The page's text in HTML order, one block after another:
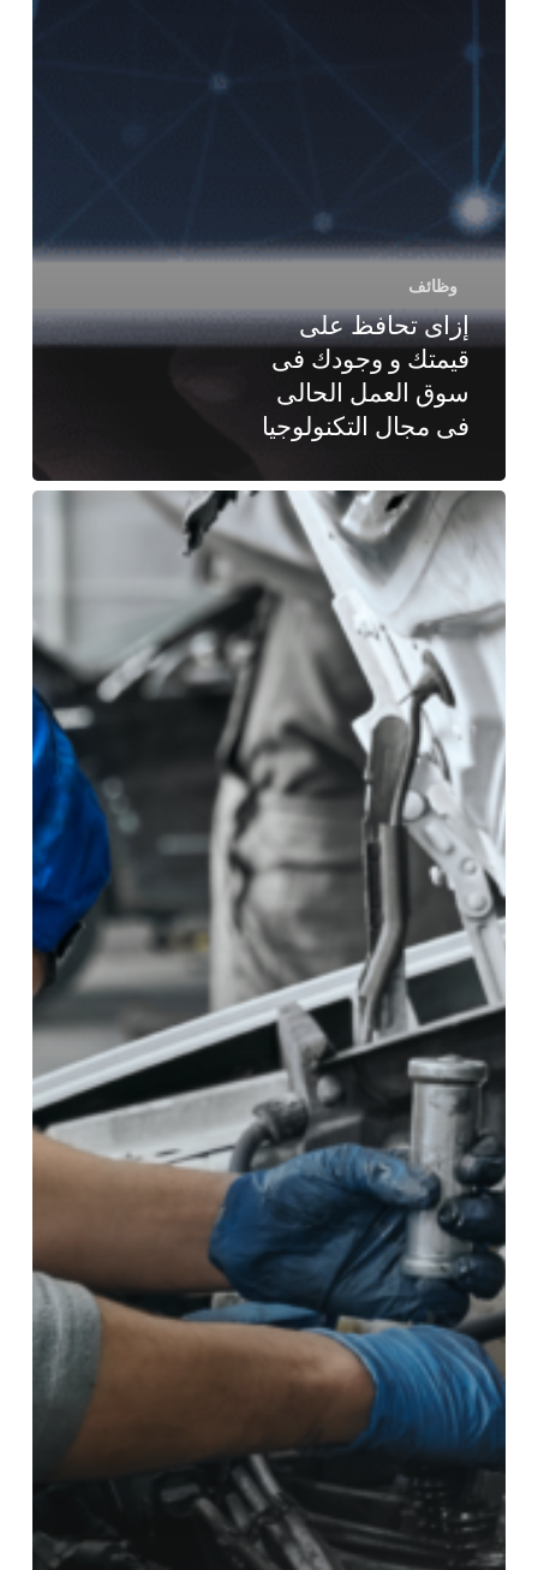
وظائف
إزاى تحافظ على
قيمتك و وجودك فى
سوق العمل الحالى
فى مجال التكنولوجيا